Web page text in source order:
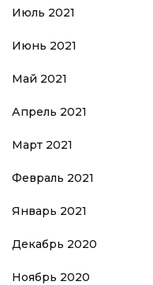
Июль 2021
Июнь 2021
Май 2021
Апрель 2021
Март 2021
Февраль 2021
Январь 2021
Декабрь 2020
Ноябрь 2020